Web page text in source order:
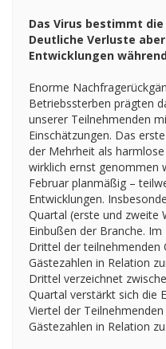
Das Virus bestimmt
Deutliche Verluste
Entwicklungen
Enorme
Betriebssterben prägten
unserer Teilnehmenden
Einschätzungen. Das
der Mehrheit als
wirklich ernst genommen
Februar planmäßig –
Entwicklungen.
Quartal (erste und zweite
Einbußen der Branche.
Drittel der teilnehmenden
Gästezahlen in Relation
Drittel verzeichnet
Quartal verstärkt sich die
Viertel der
Gästezahlen in Relation